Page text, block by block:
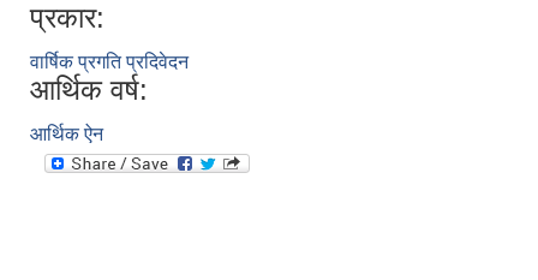
प्रकार:
वार्षिक प्रगति प्रदिवेदन
आर्थिक वर्ष:
आर्थिक ऐन